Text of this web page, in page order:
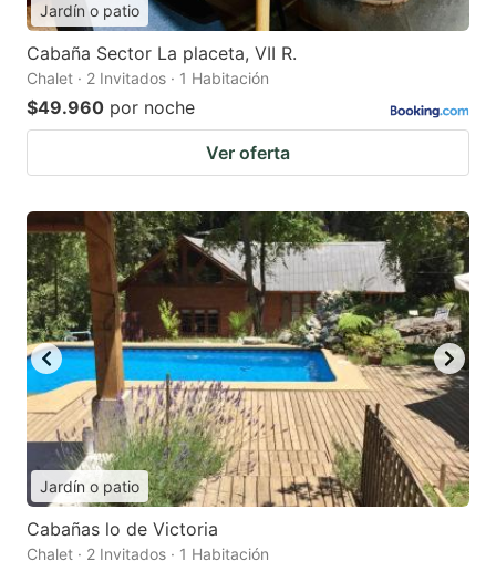
Jardín o patio
Cabaña Sector La placeta, VII R.
Chalet · 2 Invitados · 1 Habitación
$49.960 por noche
Ver oferta
Jardín o patio
Cabañas lo de Victoria
Chalet · 2 Invitados · 1 Habitación